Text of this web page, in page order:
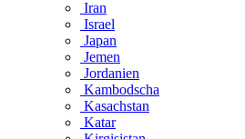
Iran
Israel
Japan
Jemen
Jordanien
Kambodscha
Kasachstan
Katar